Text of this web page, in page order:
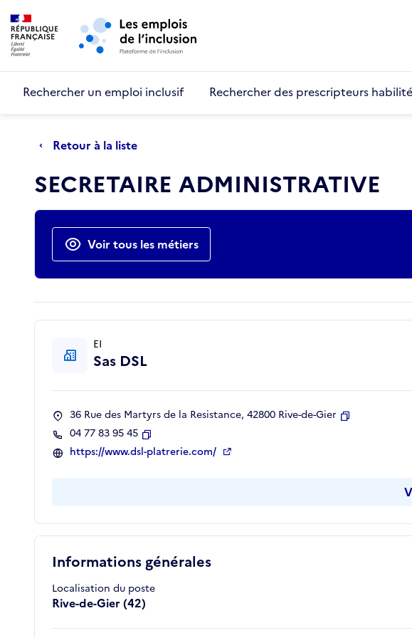
Aller au menu principal
Rechercher un emploi inclusif Rechercher des prescripteurs
Retour à la liste
SECRETAIRE ADMINISTRATIVE
Actions rapides
Voir tous les métiers
Informations générales
Localisation du poste
Rive-de-Gier (42)
EI
Sas DSL
36 Rue des Martyrs de la Resistance, 42800 Rive-de-Gier
04 77 83 95 45
Copier
https://www.dsl-platrerie.com/